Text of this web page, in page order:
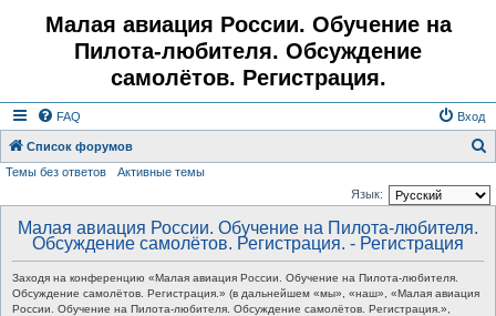
Малая авиация России. Обучение на
Пилота-любителя. Обсуждение
самолётов. Регистрация.
FAQ Вход
Список форумов
Темы без ответов
Активные темы
Язык:
Малая авиация России. Обучение на Пилота-любителя.
Обсуждение самолётов. Регистрация. - Регистрация
Заходя на конференцию «Малая авиация России. Обучение на Пилота-любителя.
Обсуждение самолётов. Регистрация.» (в дальнейшем «мы», «наш», «Малая авиация
России. Обучение на Пилота-любителя. Обсуждение самолётов. Регистрация.»,